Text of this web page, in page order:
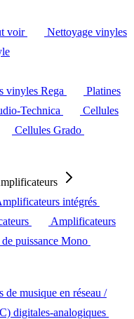
voir
Nettoyage vinyles
vinyles Rega
Platines
Technica
Cellules
Cellules Grado
intégrés
Amplificateurs
puissance Mono
de musique en réseau /
digitales-analogiques